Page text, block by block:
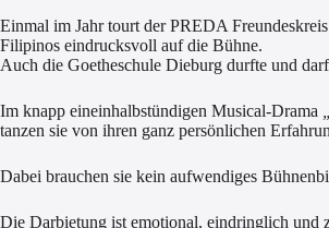
Einmal im Jahr tourt der PREDA
Filipinos eindrucksvoll auf die Bühne.
Auch die Goetheschule Dieburg durfte und
Im knapp eineinhalbstündigen Musical-Drama
tanzen sie von ihren ganz persönlichen
Dabei brauchen sie kein aufwendiges
Die Darbietung ist emotional, eindringlich und